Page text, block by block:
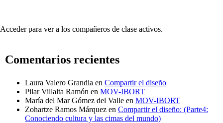
Acceder para ver a los compañeros de clase activos.
Comentarios recientes
Laura Valero Grandia en Compartir el diseño
Pilar Villalta Ramón en MOV-IBORT
María del Mar Gómez del Valle en MOV-IBORT
Zohartze Ramos Márquez en Compartir el diseño: (Parte4:
Conociendo cultura y las cimas del mundo)